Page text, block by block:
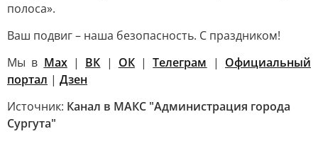
полоса».
Ваш подвиг – наша безопасность. С праздником!
Мы в Max| ВК | ОК|Телеграм | Официальный
портал | Дзен
Источник: Канал в МАКС "Администрация города
Сургута"